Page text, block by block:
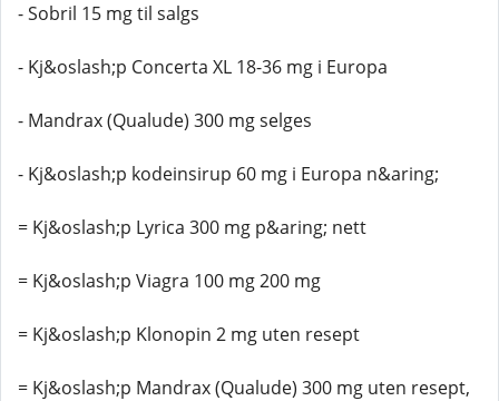
- Sobril 15 mg til salgs
- Kj&oslash;p Concerta XL 18-36 mg i Europa
- Mandrax (Qualude) 300 mg selges
- Kj&oslash;p kodeinsirup 60 mg i Europa n&aring;
= Kj&oslash;p Lyrica 300 mg p&aring; nett
= Kj&oslash;p Viagra 100 mg 200 mg
= Kj&oslash;p Klonopin 2 mg uten resept
= Kj&oslash;p Mandrax (Qualude) 300 mg uten resept,